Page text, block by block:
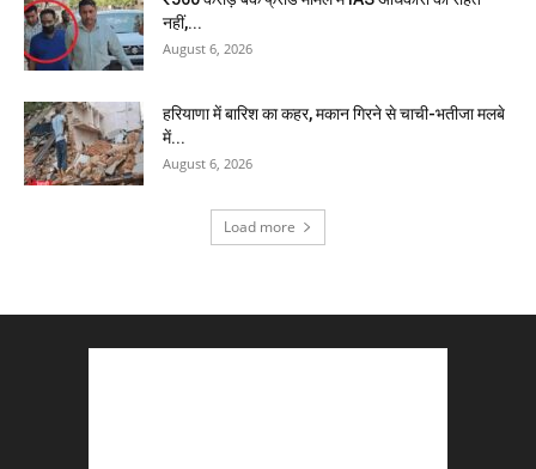
नहीं,...
August 6, 2026
हरियाणा में बारिश का कहर, मकान गिरने से चाची-भतीजा मलबे
में...
August 6, 2026
Load more